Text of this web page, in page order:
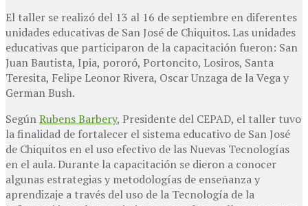
El taller se realizó del 13 al 16 de septiembre en diferentes
unidades educativas de San José de Chiquitos. Las unidades
educativas que participaron de la capacitación fueron: San
Juan Bautista, Ipia, pororó, Portoncito, Losiros, Santa
Teresita, Felipe Leonor Rivera, Oscar Unzaga de la Vega y
German Bush.
SegúnRubens Barbery, Presidente del CEPAD, el taller tuvo
la finalidad de fortalecer el sistema educativo de San José
de Chiquitos en el uso efectivo de las Nuevas Tecnologías
en el aula. Durante la capacitación se dieron a conocer
algunas estrategias y metodologías de enseñanza y
aprendizaje a través del uso de la Tecnología de la